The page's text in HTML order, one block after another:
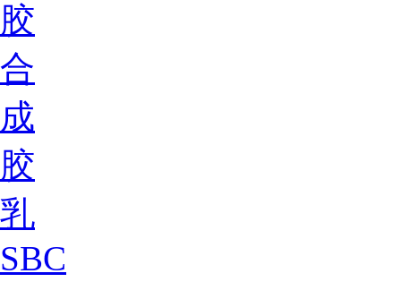
胶
合
成
胶
乳
SBC